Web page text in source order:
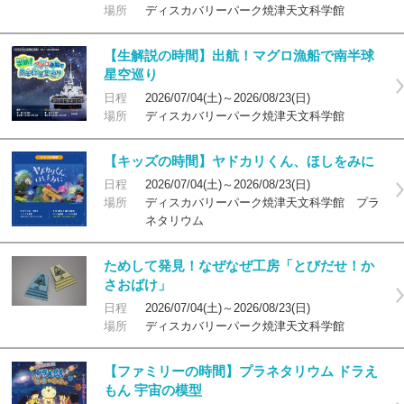
場所 ディスカバリーパーク焼津天文科学館
【生解説の時間】出航！マグロ漁船で南半球
星空巡り
日程
2026/07/04(土)～2026/08/23(日)
場所
ディスカバリーパーク焼津天文科学館
【キッズの時間】ヤドカリくん、ほしをみに
日程
2026/07/04(土)～2026/08/23(日)
場所
ディスカバリーパーク焼津天文科学館 プラ
ネタリウム
ためして発見！なぜなぜ工房「とびだせ！か
さおばけ」
日程
2026/07/04(土)～2026/08/23(日)
場所
ディスカバリーパーク焼津天文科学館
【ファミリーの時間】プラネタリウム ドラえ
もん 宇宙の模型